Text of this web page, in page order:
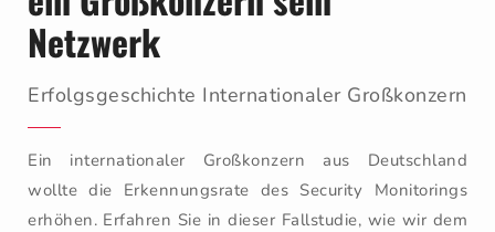
Netzwerk
Erfolgsgeschichte Internationaler Großkonzern
Ein internationaler Großkonzern aus Deutschland
wollte die Erkennungsrate des Security Monitorings
erhöhen. Erfahren Sie in dieser Fallstudie, wie wir dem